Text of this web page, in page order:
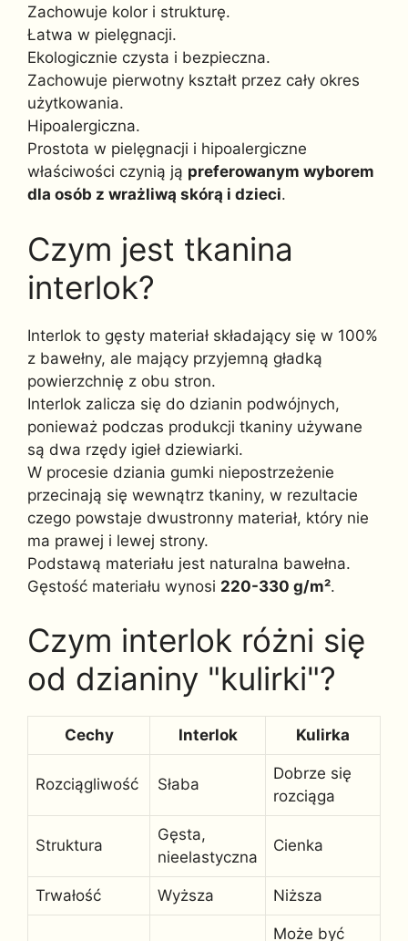
Zachowuje kolor i strukturę.
Łatwa w pielęgnacji.
Ekologicznie czysta i bezpieczna.
Zachowuje pierwotny kształt przez cały okres
użytkowania.
Hipoalergiczna.
Prostota w pielęgnacji i hipoalergiczne
właściwości czynią ją preferowanym wyborem
dla osób z wrażliwą skórą i dzieci.
Czym jest tkanina
interlok?
Interlok to gęsty materiał składający się w 100%
z bawełny, ale mający przyjemną gładką
powierzchnię z obu stron.
Interlok zalicza się do dzianin podwójnych,
ponieważ podczas produkcji tkaniny używane
są dwa rzędy igieł dziewiarki.
W procesie dziania gumki niepostrzeżenie
przecinają się wewnątrz tkaniny, w rezultacie
czego powstaje dwustronny materiał, który nie
ma prawej i lewej strony.
Podstawą materiału jest naturalna bawełna.
Gęstość materiału wynosi 220-330 g/m².
Czym interlok różni się
od dzianiny "kulirki"?
Cechy Interlok Kulirka
Rozciągliwość Słaba
Dobrze się
rozciąga
Struktura
Gęsta,
nieelastyczna
Cienka
Trwałość Wyższa Niższa
Może być